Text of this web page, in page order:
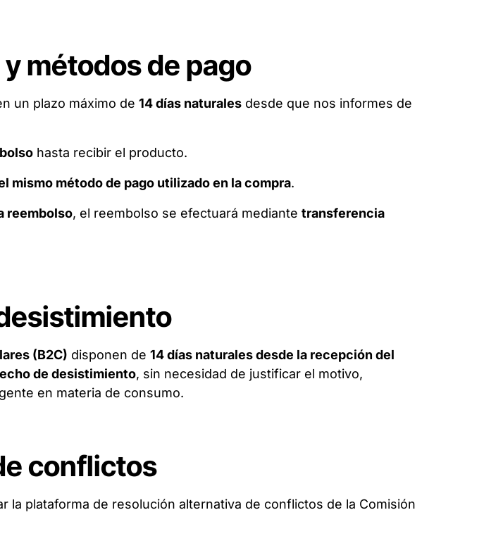
métodos de pago
un plazo máximo de 14 días naturales desde que nos informes de
hasta recibir el producto.
mismo método de pago utilizado en la compra.
reembolso, el reembolso se efectuará mediante transferencia
(B2C) disponen de 14 días naturales desde la recepción del
de desistimiento, sin necesidad de justificar el motivo,
en materia de consumo.
conflictos
la plataforma de resolución alternativa de conflictos de la Comisión